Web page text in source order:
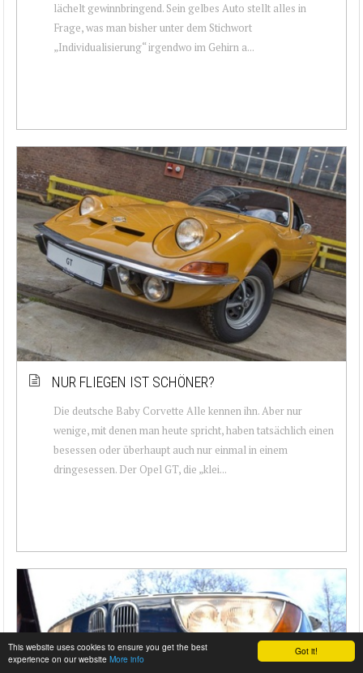
Got it!
This website uses cookies to ensure you get the best
experience on our website More info
lächelt gewinnbringend. Sein gelbes Auto stellt alles in
Frage, was man bisher unter dem Stichwort
„Individualisierung“ irgendwo im Gehirn a...
NUR FLIEGEN IST SCHÖNER?
Die deutsche Baby Corvette Alle kennen ihn. Aber nur
wenige, mit denen man heute spricht, haben tatsächlich einen
besessen oder überhaupt auch nur einmal in einem
dringesessen. Der Opel GT, die „klei...